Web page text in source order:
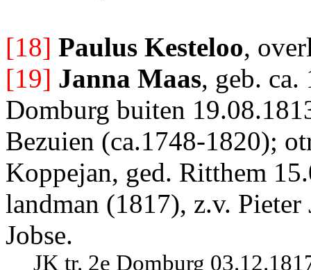
[18] Paulus Kesteloo,
[19] Janna Maas, geb.
Domburg buiten
Bezuien (ca.1748-1820);
Koppejan, ged. Ritthem
landman (1817), z.v.
Jobse.
JK tr. 2e Domburg